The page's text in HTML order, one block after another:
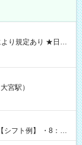
お仕事後はコ
試
宮駅）